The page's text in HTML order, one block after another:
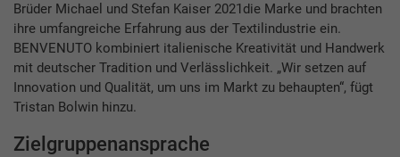
Brüder Michael und Stefan Kaiser 2021die Marke und brachten
ihre umfangreiche Erfahrung aus der Textilindustrie ein.
BENVENUTO kombiniert italienische Kreativität und Handwerk
mit deutscher Tradition und Verlässlichkeit. „Wir setzen auf
Innovation und Qualität, um uns im Markt zu behaupten“, fügt
Tristan Bolwin hinzu.
Zielgruppenansprache